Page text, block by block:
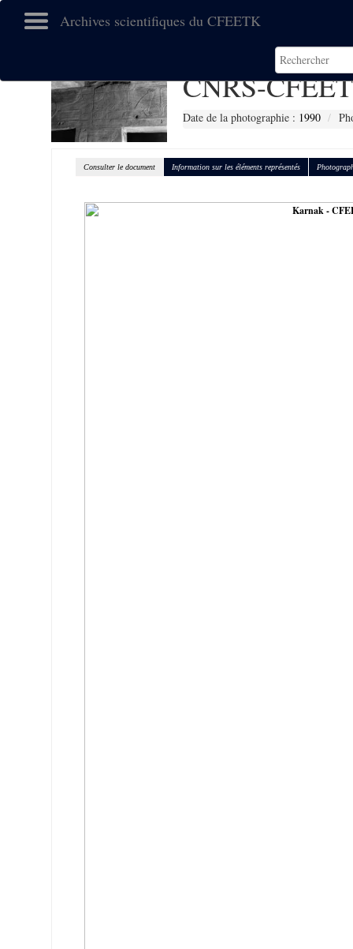
Archives scientifiques du CFEETK
CNRS-
Date de la photographie : 1990
Consulter le document Information sur les éléments représentés